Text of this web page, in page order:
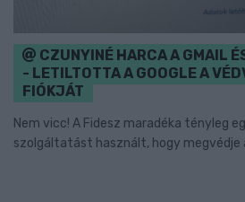
CZUNYINÉ HARCA A GMAIL
- LETILTOTTA A GOOGLE A
FIÓKJÁT
Nem vicc! A Fidesz maradéka tényleg
szolgáltatást használt, hogy megvédje